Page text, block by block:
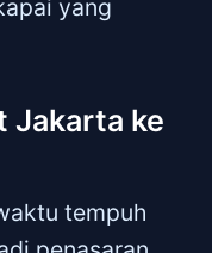
yang
Jakarta ke
tempuh